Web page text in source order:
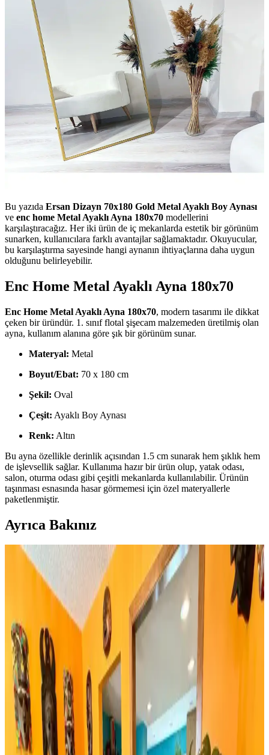
Bu yazıda Ersan Dizayn 70x180 Gold Metal Ayaklı Boy Aynası
ve enc home Metal Ayaklı Ayna 180x70 modellerini
karşılaştıracağız. Her iki ürün de iç mekanlarda estetik bir görünüm
sunarken, kullanıcılara farklı avantajlar sağlamaktadır. Okuyucular,
bu karşılaştırma sayesinde hangi aynanın ihtiyaçlarına daha uygun
olduğunu belirleyebilir.
Enc Home Metal Ayaklı Ayna 180x70
Enc Home Metal Ayaklı Ayna 180x70, modern tasarımı ile dikkat
çeken bir üründür. 1. sınıf flotal şişecam malzemeden üretilmiş olan
ayna, kullanım alanına göre şık bir görünüm sunar.
Materyal: Metal
Boyut/Ebat: 70 x 180 cm
Şekil: Oval
Çeşit: Ayaklı Boy Aynası
Renk: Altın
Bu ayna özellikle derinlik açısından 1.5 cm sunarak hem şıklık hem
de işlevsellik sağlar. Kullanıma hazır bir ürün olup, yatak odası,
salon, oturma odası gibi çeşitli mekanlarda kullanılabilir. Ürünün
taşınması esnasında hasar görmemesi için özel materyallerle
paketlenmiştir.
Ayrıca Bakınız
Huzur Party Store 5 Metre Yeşil Çam Dalı ve Işıklı
Çam Dalı Karşılaştırması
İki farklı yeşil çam dalı ürününün detaylı özellikleri, kullanıcı
yorumları ve kullanım alanları karşılaştırmasıyla yılbaşı
dekorasyonunuza en uygun seçimi yapın.
Rattan Ayakkabılık: Doğal Şıklık ve Fonksiyonellik
Sunan Dekorasyon Seçeneği
Rattan ayakkabılık, doğal malzeme kullanımı ve estetik
görünümüyle modern ve sürdürülebilir dekorasyonun vazgeçilmez
parçasıdır. Hafifliği ve dayanıklılığıyla fonksiyonel çözümler sunar.
Bambu Stor Perdeler Karşılaştırması: Evesen ve
Linadora Modellerinin Özellikleri ve Farkları